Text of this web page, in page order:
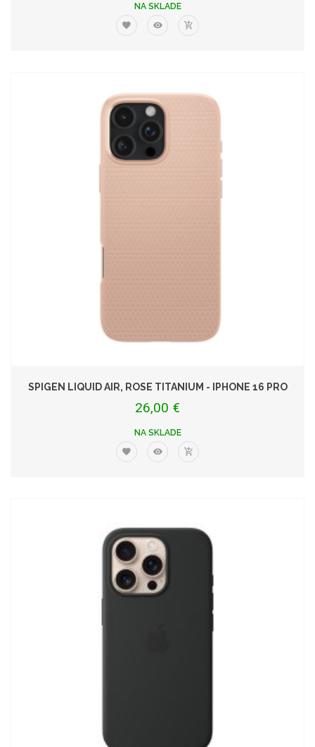
NA SKLADE
SPIGEN LIQUID AIR, ROSE TITANIUM - IPHONE 16 PRO
26,00 €
NA SKLADE